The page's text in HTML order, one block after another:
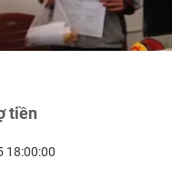
tiền
18:00:00